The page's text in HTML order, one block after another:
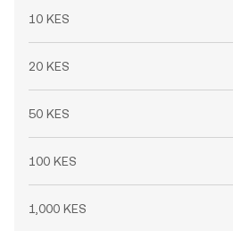
10 KES
20 KES
50 KES
100 KES
1,000 KES